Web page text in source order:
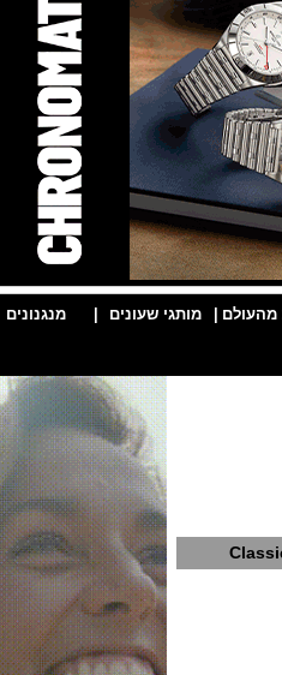
| מותגי שעונים | מנגנונים |